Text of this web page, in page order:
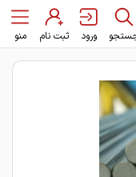
ورود ثبت نام منو